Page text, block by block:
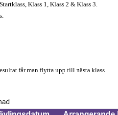
Klass 1, Klass 2 & Klass 3.
får man flytta upp till nästa klass.